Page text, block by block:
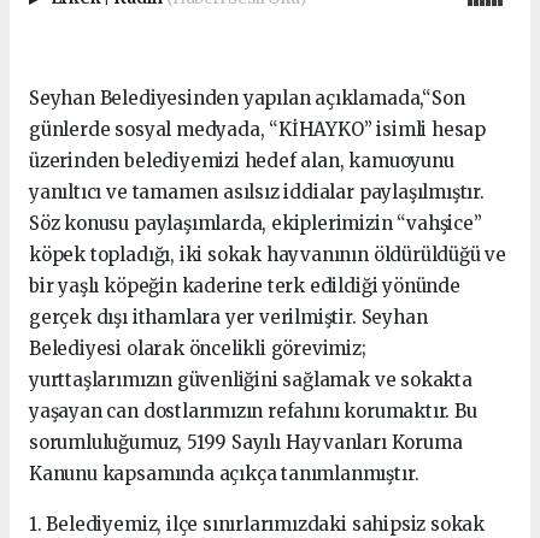
Seyhan Belediyesinden yapılan açıklamada,“Son
günlerde sosyal medyada, “KİHAYKO” isimli hesap
üzerinden belediyemizi hedef alan, kamuoyunu
yanıltıcı ve tamamen asılsız iddialar paylaşılmıştır.
Söz konusu paylaşımlarda, ekiplerimizin “vahşice”
köpek topladığı, iki sokak hayvanının öldürüldüğü ve
bir yaşlı köpeğin kaderine terk edildiği yönünde
gerçek dışı ithamlara yer verilmiştir. Seyhan
Belediyesi olarak öncelikli görevimiz;
yurttaşlarımızın güvenliğini sağlamak ve sokakta
yaşayan can dostlarımızın refahını korumaktır. Bu
sorumluluğumuz, 5199 Sayılı Hayvanları Koruma
Kanunu kapsamında açıkça tanımlanmıştır.
1. Belediyemiz, ilçe sınırlarımızdaki sahipsiz sokak